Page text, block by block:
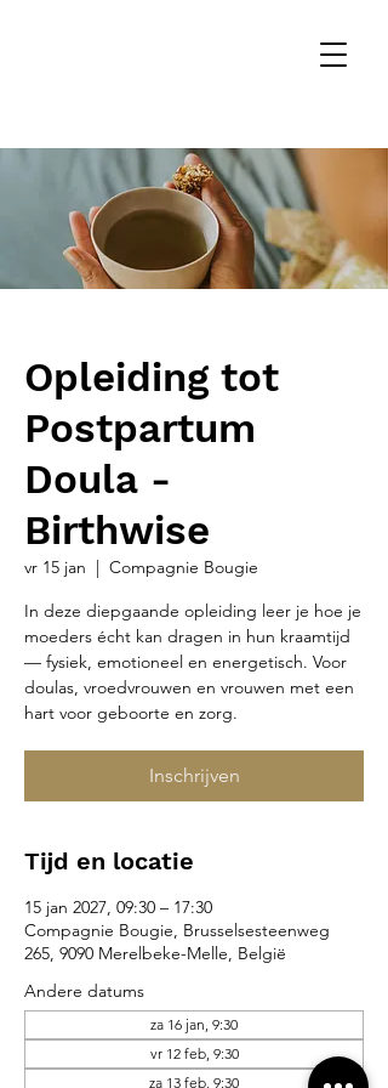
Opleiding tot
Postpartum
Doula -
Birthwise
vr 15 jan
  |
Compagnie Bougie
In deze diepgaande opleiding leer je hoe je
moeders écht kan dragen in hun kraamtijd
— fysiek, emotioneel en energetisch. Voor
doulas, vroedvrouwen en vrouwen met een
hart voor geboorte en zorg.
Inschrijven
Tijd en locatie
15 jan 2027, 09:30 – 17:30
Compagnie Bougie, Brusselsesteenweg
265, 9090 Merelbeke-Melle, België
Andere datums
za 16 jan, 9:30
vr 12 feb, 9:30
za 13 feb, 9:30